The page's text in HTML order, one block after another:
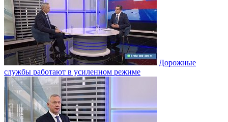
Дорожные
службы работают в усиленном режиме